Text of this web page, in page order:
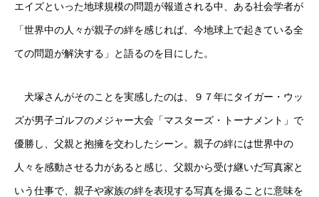
エイズといった地球規模の問題が報道される中、ある社会学者が
「世界中の人々が親子の絆を感じれば、今地球上で起きている全
ての問題が解決する」と語るのを目にした。
犬塚さんがそのことを実感したのは、９７年にタイガー・ウッ
ズが男子ゴルフのメジャー大会「マスターズ・トーナメント」で
優勝し、父親と抱擁を交わしたシーン。親子の絆には世界中の
人々を感動させる力があると感じ、父親から受け継いだ写真家と
いう仕事で、親子や家族の絆を表現する写真を撮ることに意味を